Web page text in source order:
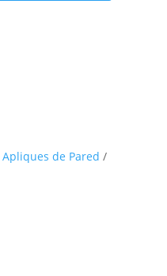
Apliques de Pared /